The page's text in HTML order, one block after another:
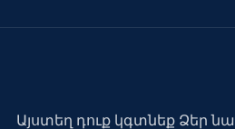
Այստեղ դուք կգտնեք Ձեր